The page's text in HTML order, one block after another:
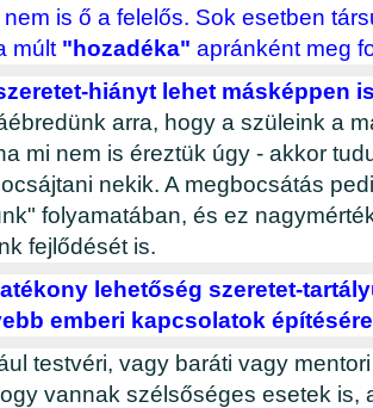
is ő a felelős. Sok esetben
múlt "hozadéka" apránként meg
hiányt lehet másképpen
arra, hogy a szüleink a
mi nem is éreztük úgy - akkor
nekik. A megbocsátás
folyamatában, és ez
fejlődését is.
lehetőség szeretet-
emberi kapcsolatok
testvéri, vagy baráti vagy
vannak szélsőséges esetek is,